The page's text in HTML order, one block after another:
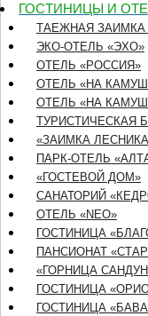
ГОСТИНИЦЫ И
ТАЕЖНАЯ ЗАИМКА
ЭКО-ОТЕЛЬ «ЭХО»
ОТЕЛЬ «РОССИЯ»
ОТЕЛЬ «НА
ОТЕЛЬ «НА
ТУРИСТИЧЕСКАЯ
«ЗАИМКА
ПАРК-ОТЕЛЬ
«ГОСТЕВОЙ ДОМ»
CАНАТОРИЙ
ОТЕЛЬ «NEO»
ГОСТИНИЦА
ПАНСИОНАТ
«ГОРНИЦА
ГОСТИНИЦА
ГОСТИНИЦА